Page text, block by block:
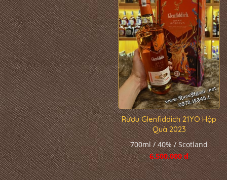
Rượu Glenfiddich 21YO Hộp
Quà 2023
700ml / 40% / Scotland
6.500.000 đ